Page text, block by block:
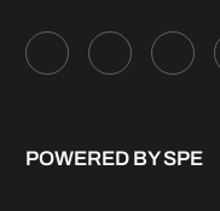
POWERED BY SPE